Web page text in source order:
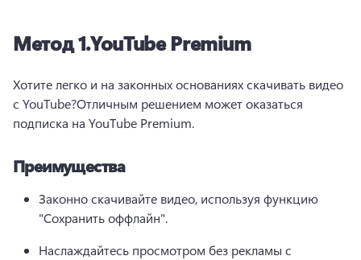
Метод 1.YouTube Premium
Хотите легко и на законных основаниях скачивать видео
с YouTube?Отличным решением может оказаться
подписка на YouTube Premium.
Преимущества
Законно скачивайте видео, используя функцию
"Сохранить оффлайн".
Наслаждайтесь просмотром без рекламы с